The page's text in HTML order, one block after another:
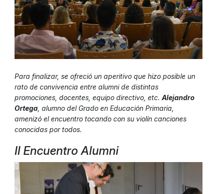
Para finalizar, se ofreció un aperitivo que hizo posible un
rato de convivencia entre alumni de distintas
promociones, docentes, equipo directivo, etc. Alejandro
Ortega , alumno del Grado en Educación Primaria,
amenizó el encuentro tocando con su violín canciones
conocidas por todos.
II Encuentro Alumni